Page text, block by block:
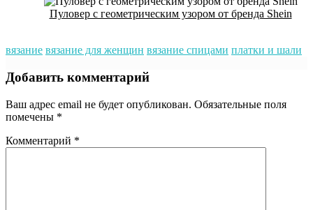
Пуловер с геометрическим узором от бренда Shein
вязание вязание для женщин вязание спицами платки и шали
Добавить комментарий
Ваш адрес email не будет опубликован. Обязательные поля
помечены *
Комментарий *